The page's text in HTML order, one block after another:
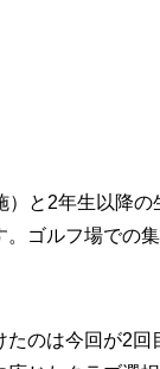
と2年生以降
ゴルフ場での
のは今回が2回